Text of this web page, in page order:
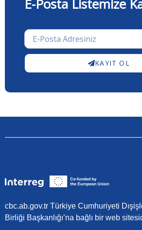
E-Posta Listemize
KAYIT OL
cbc.ab.gov.tr Türkiye Cumhuriyeti
Birliği Başkanlığı’na bağlı bir web